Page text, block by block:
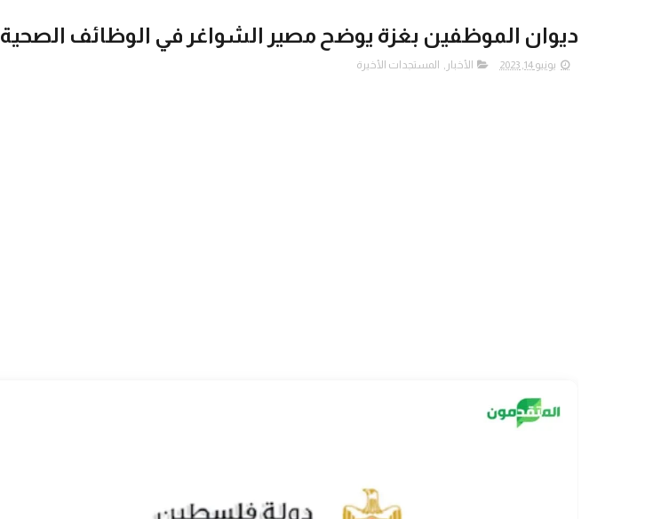
ديوان الموظفين بغزة يوضح مصير الشواغر في الوظائف الصحية
يونيو 14, 2023 الأخبار , المستجدات الأخيرة